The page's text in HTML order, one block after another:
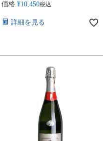
価格 ¥10,450税込
詳細を見る